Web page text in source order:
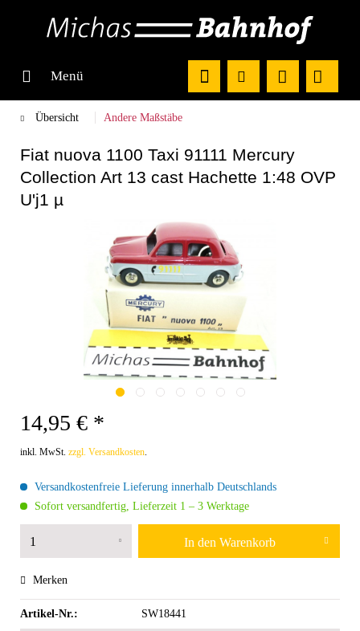
Menü
Übersicht Andere Maßstäbe
Fiat nuova 1100 Taxi 91111 Mercury
Collection Art 13 cast Hachette 1:48 OVP
U'j1 µ
14,95 € *
inkl. MwSt. zzgl. Versandkosten.
Versandkostenfreie Lieferung innerhalb Deutschlands
Sofort versandfertig, Lieferzeit 1 – 3 Werktage
In den Warenkorb
Merken
Artikel-Nr.: SW18441